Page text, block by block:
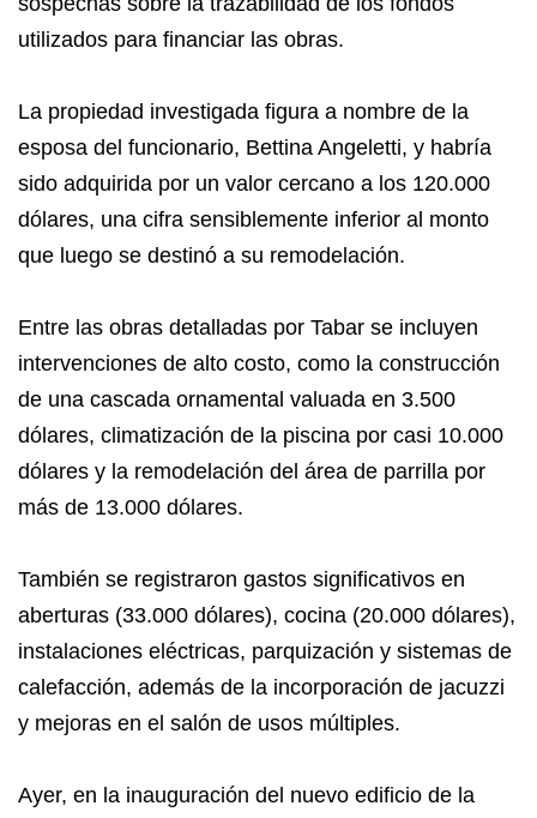
utilizados para financiar las obras.
La propiedad investigada figura a nombre de la
esposa del funcionario, Bettina Angeletti, y habría
sido adquirida por un valor cercano a los 120.000
dólares, una cifra sensiblemente inferior al monto
que luego se destinó a su remodelación.
Entre las obras detalladas por Tabar se incluyen
intervenciones de alto costo, como la construcción
de una cascada ornamental valuada en 3.500
dólares, climatización de la piscina por casi 10.000
dólares y la remodelación del área de parrilla por
más de 13.000 dólares.
También se registraron gastos significativos en
aberturas (33.000 dólares), cocina (20.000 dólares),
instalaciones eléctricas, parquización y sistemas de
calefacción, además de la incorporación de jacuzzi
y mejoras en el salón de usos múltiples.
Ayer, en la inauguración del nuevo edificio de la